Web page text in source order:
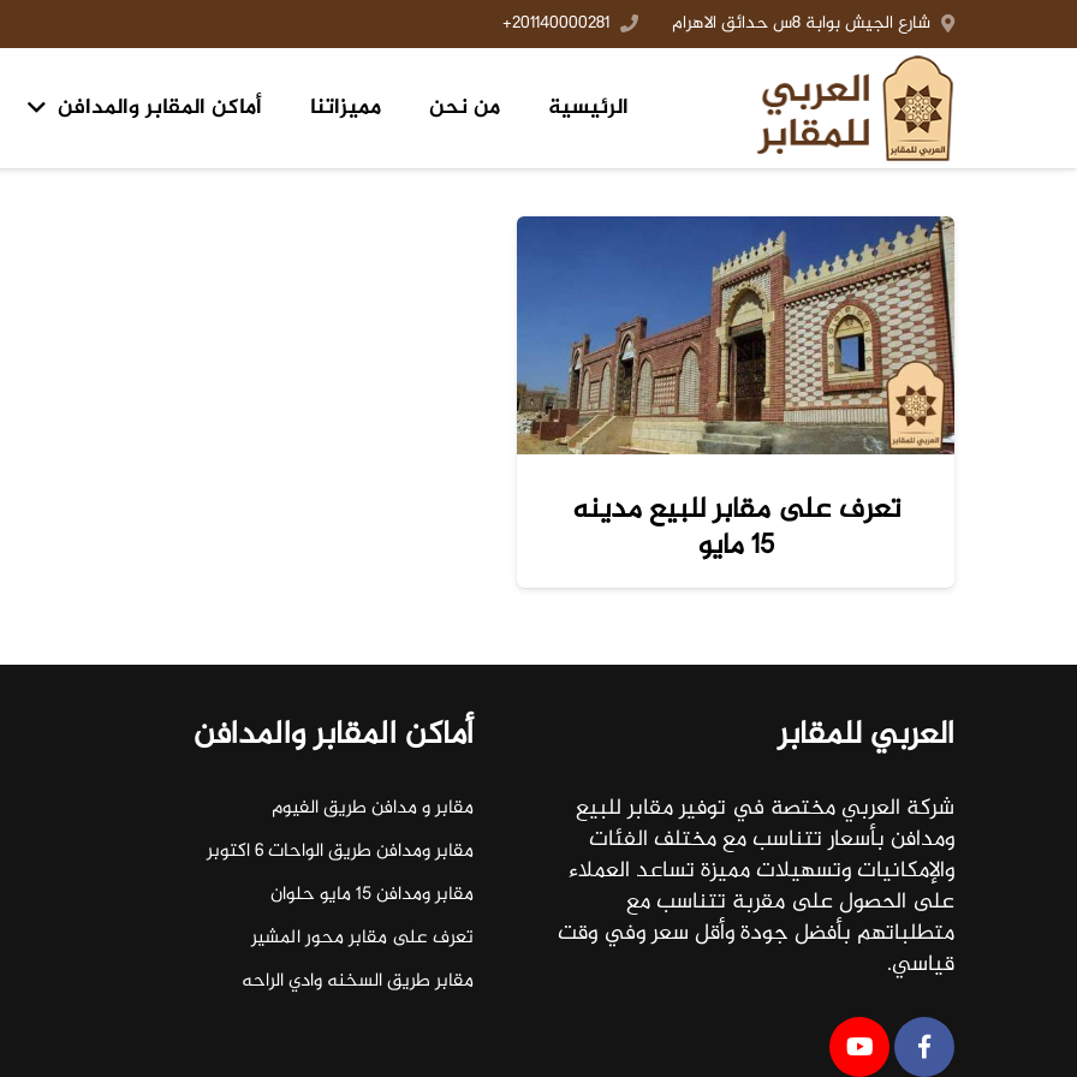
شارع الجيش بوابة 8س حدائق الاهرام 201140000281+
الرئيسية من نحن مميزاتنا أماكن المقابر والمدافن
تعرف على مقابر للبيع مدينه
15 مايو
العربي للمقابر
شركة العربي مختصة في توفير مقابر للبيع
ومدافن بأسعار تتناسب مع مختلف الفئات
والإمكانيات وتسهيلات مميزة تساعد العملاء
على الحصول على مقربة تتناسب مع
متطلباتهم بأفضل جودة وأقل سعر وفي وقت
قياسي.
أماكن المقابر والمدافن
مقابر و مدافن طريق الفيوم
مقابر ومدافن طريق الواحات ٦ اكتوبر
مقابر ومدافن ١٥ مايو حلوان
تعرف على مقابر محور المشير
مقابر طريق السخنه وادي الراحه